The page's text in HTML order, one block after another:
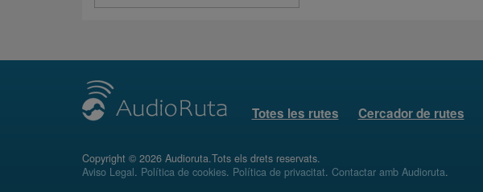
Totes les rutes Cercador de rutes
Copyright © 2026 Audioruta.Tots els drets reservats.
Aviso Legal. Política de cookies. Política de privacitat. Contactar amb Audioruta.